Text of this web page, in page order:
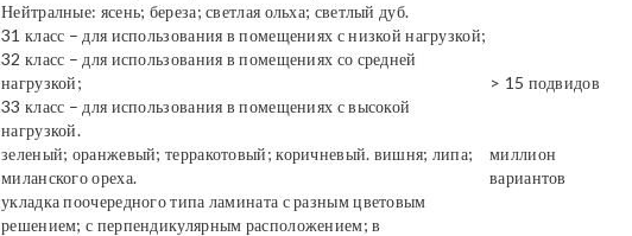
Нейтралные: ясень; береза; светлая ольха; светлый дуб.
31 класс – для использования в помещениях с низкой нагрузкой;
32 класс – для использования в помещениях со средней
нагрузкой;
33 класс – для использования в помещениях с высокой
нагрузкой.
> 15 подвидов
зеленый; оранжевый; терракотовый; коричневый. вишня; липа;
миланского ореха.
миллион
вариантов
укладка поочередного типа ламината с разным цветовым
решением; с перпендикулярным расположением; в